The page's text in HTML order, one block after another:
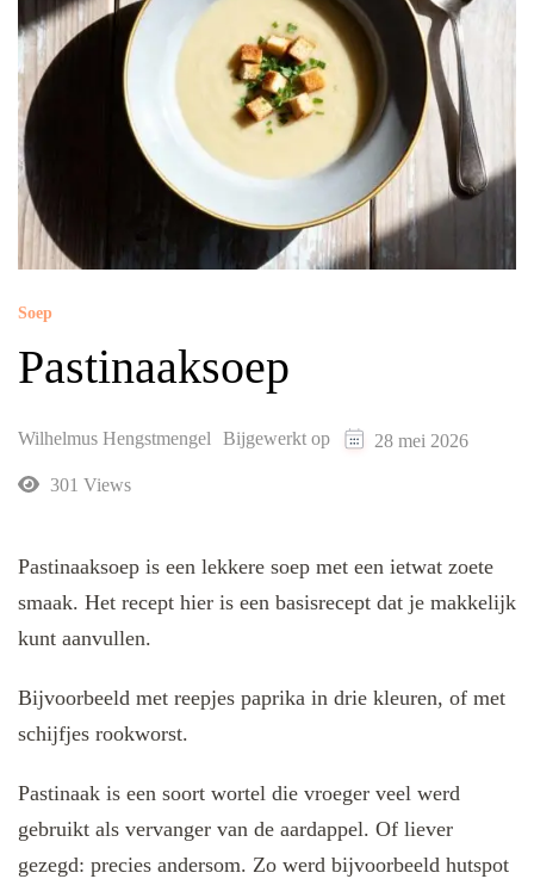
Soep
Pastinaaksoep
Wilhelmus Hengstmengel Bijgewerkt op 28 mei 2026
301 Views
Pastinaaksoep is een lekkere soep met een ietwat zoete
smaak. Het recept hier is een basisrecept dat je makkelijk
kunt aanvullen.
Bijvoorbeeld met reepjes paprika in drie kleuren, of met
schijfjes rookworst.
Pastinaak is een soort wortel die vroeger veel werd
gebruikt als vervanger van de aardappel. Of liever
gezegd: precies andersom. Zo werd bijvoorbeeld hutspot